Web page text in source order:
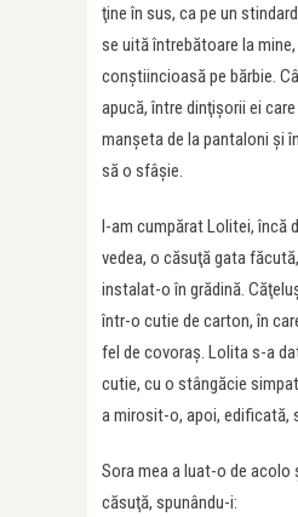
ţine în sus, ca pe un
se uită întrebătoare la
conştiincioasă pe bărbie.
apucă, între dinţişorii ei
manşeta de la pantaloni şi
să o sfâşie.
I-am cumpărat Lolitei, încă
vedea, o căsuţă gata
instalat-o în grădină.
într-o cutie de carton, în
fel de covoraş. Lolita s-a
cutie, cu o stângăcie
a mirosit-o, apoi, edificată,
Sora mea a luat-o de acolo
căsuţă, spunându-i: